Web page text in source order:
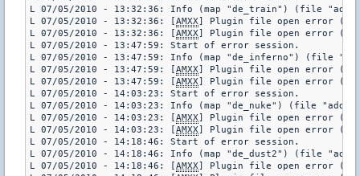
L 07/05/2010 - 13:32:36: Info (map "de_train") (file
L 07/05/2010 - 13:32:36: [ AMXX ] Plugin file open error
L 07/05/2010 - 13:32:36: [ AMXX ] Plugin file open error
L 07/05/2010 - 13:47:59: Start of error session.
L 07/05/2010 - 13:47:59: Info (map "de_inferno") (file
L 07/05/2010 - 13:47:59: [ AMXX ] Plugin file open error
L 07/05/2010 - 13:47:59: [ AMXX ] Plugin file open error
L 07/05/2010 - 14:03:23: Start of error session.
L 07/05/2010 - 14:03:23: Info (map "de_nuke") (file
L 07/05/2010 - 14:03:23: [ AMXX ] Plugin file open error
L 07/05/2010 - 14:03:23: [ AMXX ] Plugin file open error
L 07/05/2010 - 14:18:46: Start of error session.
L 07/05/2010 - 14:18:46: Info (map "de_dust2") (file
L 07/05/2010 - 14:18:46: [ AMXX ] Plugin file open error